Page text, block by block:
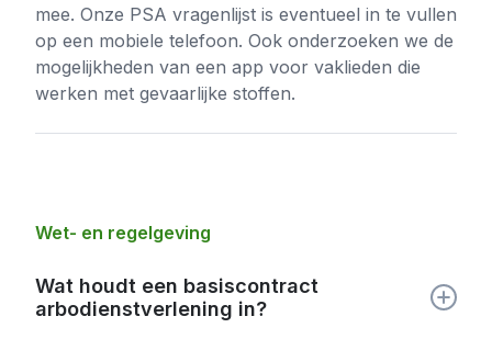
mee. Onze PSA vragenlijst is eventueel in te vullen
op een mobiele telefoon. Ook onderzoeken we de
mogelijkheden van een app voor vaklieden die
werken met gevaarlijke stoffen.
Wet- en regelgeving
Wat houdt een basiscontract
arbodienstverlening in?